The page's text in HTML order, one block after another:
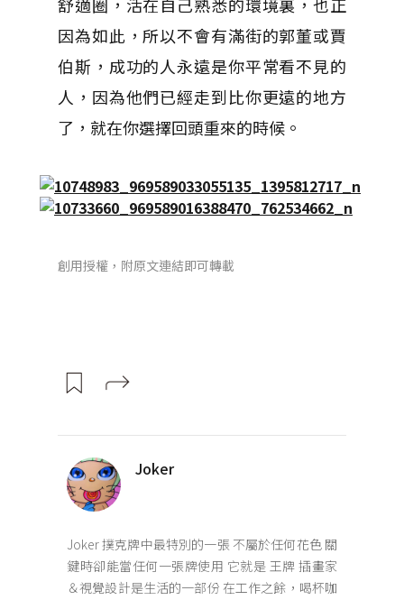
因為如此，所以不會有滿街的郭董或賈
伯斯，成功的人永遠是你平常看不見的
人，因為他們已經走到比你更遠的地方
了，就在你選擇回頭重來的時候。
創用授權，附原文連結即可轉載
Joker
Joker 撲克牌中最特別的一張 不屬於任何花色 關
鍵時卻能當任何一張牌使用 它就是 王牌 插畫家
＆視覺設計是生活的一部份 在工作之餘，喝杯咖